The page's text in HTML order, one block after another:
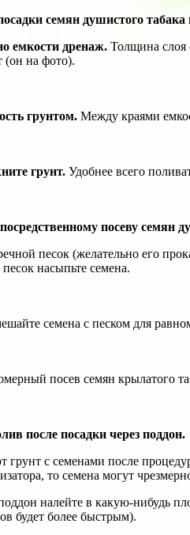
семян душистого
емкости дренаж. Толщина слоя
(он на фото).
грунтом. Между краями
грунт. Удобнее всего
посеву семян
песок (желательно его
насыпьте семена.
семена с песком для
посев семян крылатого
после посадки через поддон.
с семенами после
то семена могут
налейте в какую-нибудь
будет более быстрым).